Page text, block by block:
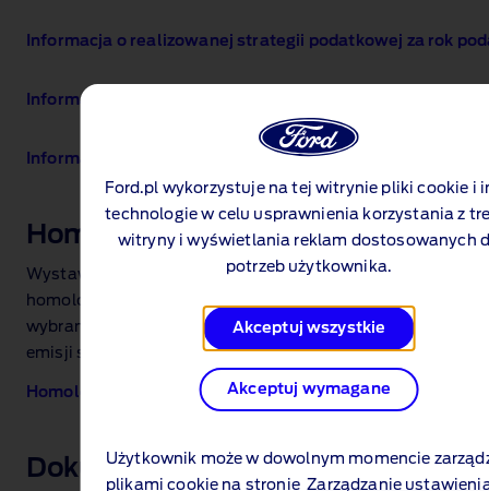
Ford.pl wykorzystuje na tej witrynie pliki cookie i
technologie w celu usprawnienia korzystania z
witryny i wyświetlania reklam dostosowanych
potrzeb użytkownika.
Akceptuj wszystkie
Akceptuj wymagane
Użytkownik może w dowolnym momencie
plikami cookie na stronieZarządzanie
Informacja o realizowanej strategii podatkowej za rok
Informacja o realizowanej strategii podatkowej za rok
Informacja o realizowanej strategii podatkowej za rok
Homologacje
Wystawiamy dokumenty pojazdów, takie jak:
homologacja, Certyfikat Zgodności, potwierdzenie
wybranych parametrów pojazdu, potwierdzenie normy
emisji spalin.
Homologacje ‑ dokumenty
Dokumenty FCE Bank